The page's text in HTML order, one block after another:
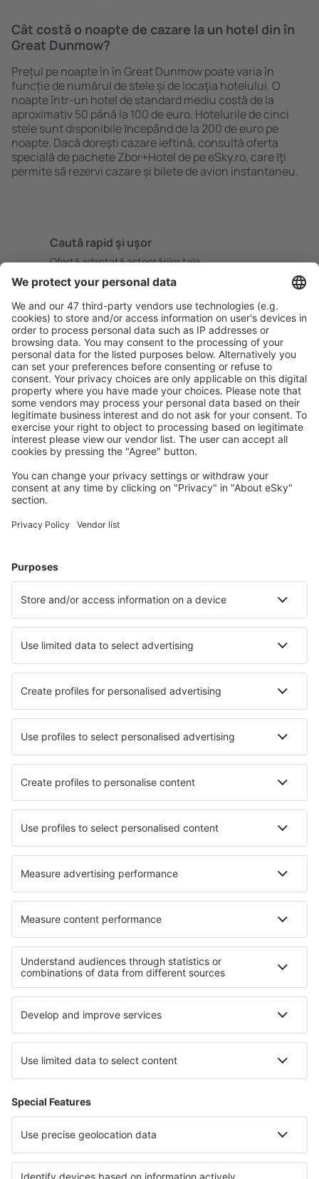
Cât costă o noapte de cazare la un hotel din în
Great Dunmow?
Prețul pe noapte în în Great Dunmow poate varia în
funcție de numărul de stele și de locaţia hotelului. O
noapte într-un hotel de standard mediu costă de la
aproximativ 50 până la 100 de euro. Hotelurile de cinci
stele sunt disponibile ȋncepând de la 200 de euro pe
noapte. Dacă doreşti cazare ieftină, consultă oferta
specială de pachete Zbor+Hotel de pe eSky.ro, care ȋţi
permite să rezervi cazare și bilete de avion instantaneu.
Caută rapid şi uşor
Ofertă adaptată aşteptărilor tale.
Planifică ȋn siguranţă
Rezervare fără griji cu opțiune gratuită de anulare.
Economiseşte mai mult
Prețuri atractive și oferte speciale pentru utilizatorii
conectați.
Cazarea preferată
Alege din peste 1,3 mil. de opţiuni: hoteluri, cabane,
Cele mai căutate hoteluri de către utilizatorii eSky
Hoteluri în Birmingham
Hoteluri în Liverpool Hoteluri în Manchester
Hoteluri în Edinburgh Hoteluri în Hove
Hoteluri în Chester Hoteluri în Solihull
Cele mai bune hoteluri - orașe
Hoteluri în Oxbow Hoteluri în Gingst Hoteluri în Poway
Hoteluri Minonk Hoteluri în Todolella
Hoteluri în Lakeland Hoteluri în Burgau
Cele mai bune hoteluri - regiuni
Hoteluri ȋn Anglia Hoteluri in Wales
Hoteluri ȋn Irlanda de Nord Hoteluri în Southport
Hoteluri in Scotland Hoteluri în Panama
Hoteluri în Bretania Hoteluri în Nariño